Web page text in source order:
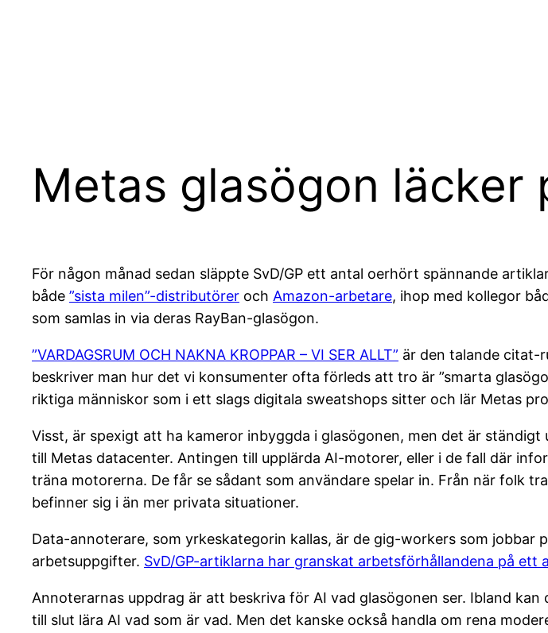
Metas glasögon läcker
För någon månad sedan släppte SvD/GP ett antal oerhört spännande
både ”sista milen”-distributörer och Amazon-arbetare, ihop med kollegor
som samlas in via deras RayBan-glasögon.
”VARDAGSRUM OCH NAKNA KROPPAR – VI SER ALLT” är den talande citat-
beskriver man hur det vi konsumenter ofta förleds att tro är ”smarta
riktiga människor som i ett slags digitala sweatshops sitter och lär Metas
Visst, är spexigt att ha kameror inbyggda i glasögonen, men det är
till Metas datacenter. Antingen till upplärda AI-motorer, eller i de fall där
träna motorerna. De får se sådant som användare spelar in. Från när folk
befinner sig i än mer privata situationer.
Data-annoterare, som yrkeskategorin kallas, är de gig-workers som
arbetsuppgifter. SvD/GP-artiklarna har granskat arbetsförhållandena på
Annoterarnas uppdrag är att beskriva för AI vad glasögonen ser. Ibland
till slut lära AI vad som är vad. Men det kanske också handla om rena